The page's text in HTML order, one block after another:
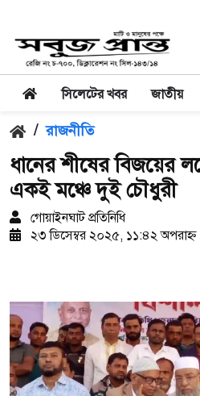
সিলেটের খবর জাতীয়
/ রাজনীতি
ধানের শীষের বিজয়ের
একই মঞ্চে দুই চৌধুরী
গোয়াইনঘাট প্রতিনিধি
২৩ ডিসেম্বর ২০২৫, ১১:৪২ অপরাহ্ন